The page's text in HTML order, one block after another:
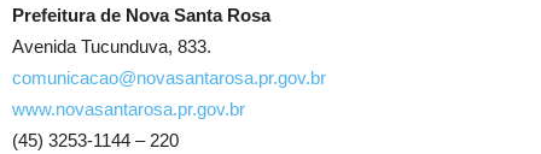
Prefeitura de Nova Santa Rosa
Avenida Tucunduva, 833.
comunicacao@novasantarosa.pr.gov.br
www.novasantarosa.pr.gov.br
(45) 3253-1144 – 220